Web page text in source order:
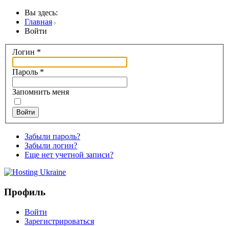
Вы здесь:
Главная
Войти
Логин *
Пароль *
Запомнить меня
Войти
Забыли пароль?
Забыли логин?
Еще нет учетной записи?
Профиль
Войти
Зарегистрироваться